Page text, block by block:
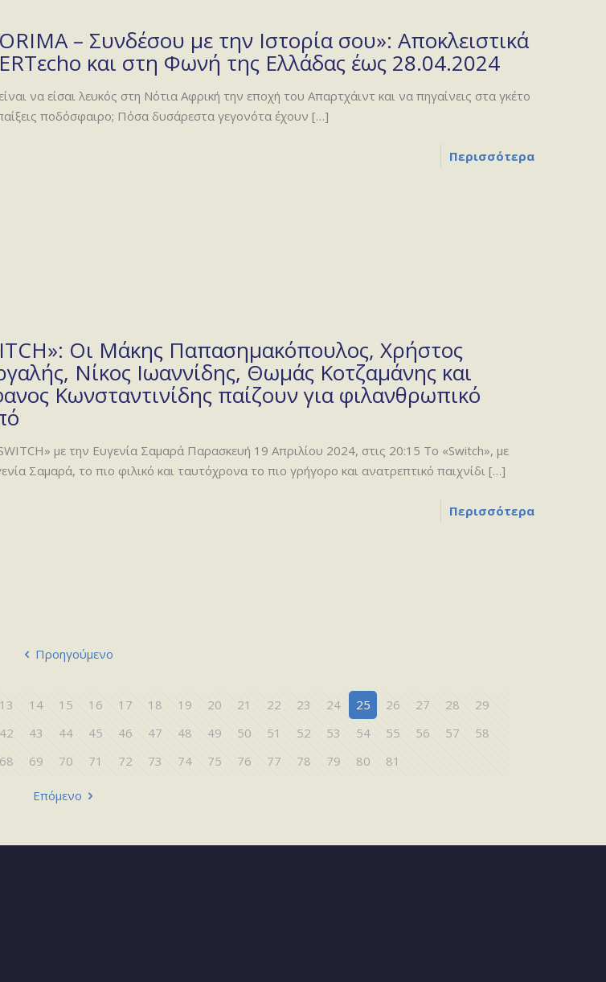
– Συνδέσου με την Ιστορία σου»: Αποκλειστικά
και στη Φωνή της Ελλάδας έως 28.04.2024
να είσαι λευκός στη Νότια Αφρική την εποχή του Απαρτχάιντ και να πηγαίνεις στα γκέτο
ποδόσφαιρο; Πόσα δυσάρεστα γεγονότα έχουν […]
Περισσότερα
Οι Μάκης Παπασημακόπουλος, Χρήστος
Νίκος Ιωαννίδης, Θωμάς Κοτζαμάνης και
Κωνσταντινίδης παίζουν για φιλανθρωπικό
με την Ευγενία Σαμαρά Παρασκευή 19 Απριλίου 2024, στις 20:15 Το «Switch», με
Σαμαρά, το πιο φιλικό και ταυτόχρονα το πιο γρήγορο και ανατρεπτικό παιχνίδι[…]
Περισσότερα
Προηγούμενο
13 14 15 16 17 18 19 20 21 22 23 24 25 26 27 28
29
42 43 44 45 46 47 48 49 50 51 52 53 54 55 56 57
58
68 69 70 71 72 73 74 75 76 77 78 79 80 81
Επόμενο